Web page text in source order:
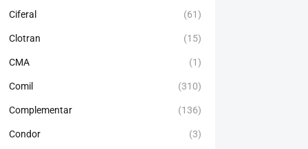
Ciferal (61)
Clotran (15)
CMA (1)
Comil (310)
Complementar (136)
Condor (3)